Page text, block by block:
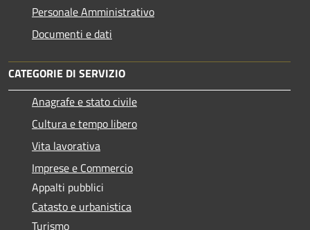
Personale Amministrativo
Documenti e dati
CATEGORIE DI SERVIZIO
Anagrafe e stato civile
Cultura e tempo libero
Vita lavorativa
Imprese e Commercio
Appalti pubblici
Catasto e urbanistica
Turismo